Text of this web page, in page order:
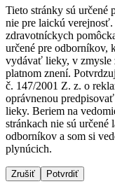
Riešenia
Terapie
Dialyzačné
B. Braun Avitum
vo všetkých
informácií nájdete
Nájdite si prácu u
Objavte svoje
trh práce​ pre
Médiá
Kontakt
Tieto stránky sú určené
nie pre laickú
zdravotníckych
určené pre odborníkov,
vydávať lieky, v zmysle
platnom znení.
č. 147/2001 Z. z. o
oprávnenou
lieky. Beriem na
stránkach nie sú
odborníkov a som si
plynúcich.
Zrušiť Potvrdiť